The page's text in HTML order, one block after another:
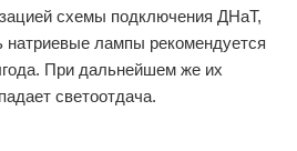
схемы подключения ДНаТ,
натриевые лампы рекомендуется
При дальнейшем же их
светоотдача.